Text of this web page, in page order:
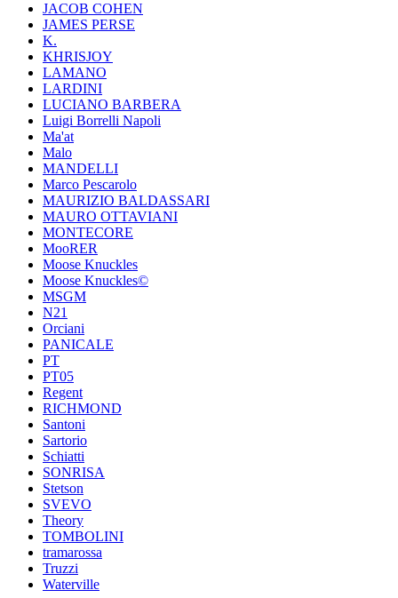
JACOB COHEN
JAMES PERSE
K.
KHRISJOY
LAMANO
LARDINI
LUCIANO BARBERA
Luigi Borrelli Napoli
Ma'at
Malo
MANDELLI
Marco Pescarolo
MAURIZIO BALDASSARI
MAURO OTTAVIANI
MONTECORE
MooRER
Moose Knuckles
Moose Knuckles©️
MSGM
N21
Orciani
PANICALE
PT
PT05
Regent
RICHMOND
Santoni
Sartorio
Schiatti
SONRISA
Stetson
SVEVO
Theory
TOMBOLINI
tramarossa
Truzzi
Waterville